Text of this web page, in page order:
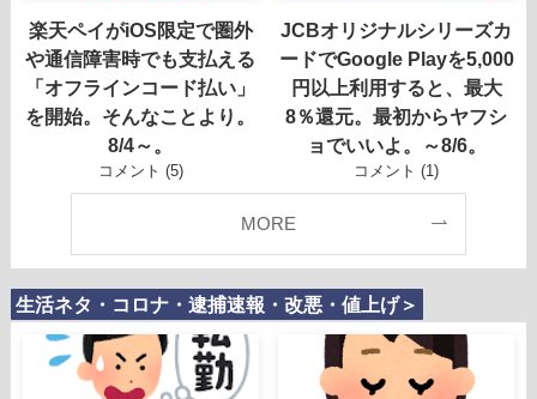
楽天ペイがiOS限定で圏外
や通信障害時でも支払える
「オフラインコード払い」
を開始。そんなことより。
8/4～。
コメント (5)
JCBオリジナルシリーズカ
ードでGoogle Playを5,000
円以上利用すると、最大
8％還元。最初からヤフシ
ョでいいよ。～8/6。
コメント (1)
MORE
生活ネタ・コロナ・逮捕速報・改悪・値上げ＞